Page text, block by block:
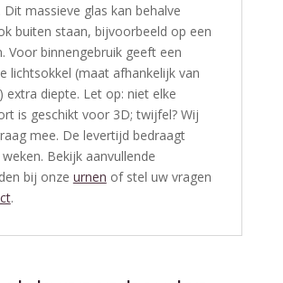
massieve glas kan behalve
buiten staan, bijvoorbeeld op een
Voor binnengebruik geeft een
lichtsokkel (maat afhankelijk van
extra diepte. Let op: niet elke
is geschikt voor 3D; twijfel? Wij
mee. De levertijd bedraagt
Bekijk aanvullende
bij onze urnen of stel uw vragen
.